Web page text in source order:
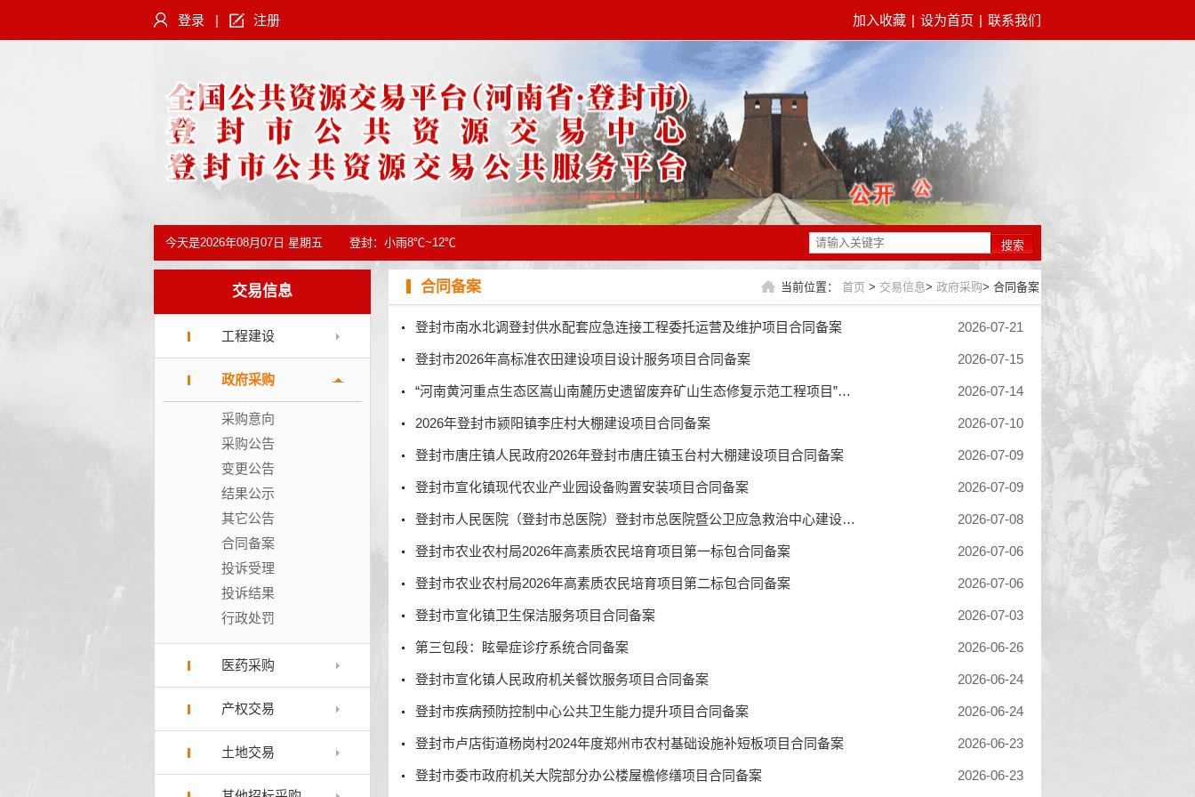
登录 | 注册 加入收藏 | 设为首页 | 联系我们
今天是2026年08月07日 星期五 登封： 小雨8℃~12℃ 搜索
交易信息
工程建设
政府采购
采购意向
采购公告
变更公告
结果公示
其它公告
合同备案
投诉受理
投诉结果
行政处罚
医药采购
产权交易
土地交易
合同备案 当前位置： 首页 > 交易信息> 政府采购> 合同备案
登封市南水北调登封供水配套应急连接工程委托运营及维护项目合同备案 2026-07-21
登封市2026年高标准农田建设项目设计服务项目合同备案 2026-07-15
“河南黄河重点生态区嵩山南麓历史遗留废弃矿山生态修复示范工程项目”整理后土地重估与登记项目合同备案 2026-07-14
2026年登封市颍阳镇李庄村大棚建设项目合同备案 2026-07-10
登封市唐庄镇人民政府2026年登封市唐庄镇玉台村大棚建设项目合同备案 2026-07-09
登封市宣化镇现代农业产业园设备购置安装项目合同备案 2026-07-09
登封市人民医院（登封市总医院）登封市总医院暨公卫应急救治中心建设项目--数据中心建设项目合同备案 2026-07-08
登封市农业农村局2026年高素质农民培育项目第一标包合同备案 2026-07-06
登封市农业农村局2026年高素质农民培育项目第二标包合同备案 2026-07-06
登封市宣化镇卫生保洁服务项目合同备案 2026-07-03
第三包段：眩晕症诊疗系统合同备案 2026-06-26
登封市宣化镇人民政府机关餐饮服务项目合同备案 2026-06-24
登封市疾病预防控制中心公共卫生能力提升项目合同备案 2026-06-24
登封市卢店街道杨岗村2024年度郑州市农村基础设施补短板项目合同备案 2026-06-23
登封市委市政府机关大院部分办公楼屋檐修缮项目合同备案 2026-06-23